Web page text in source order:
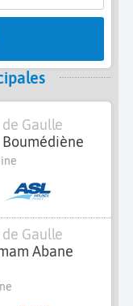
Gaulle
Gaulle
Abane